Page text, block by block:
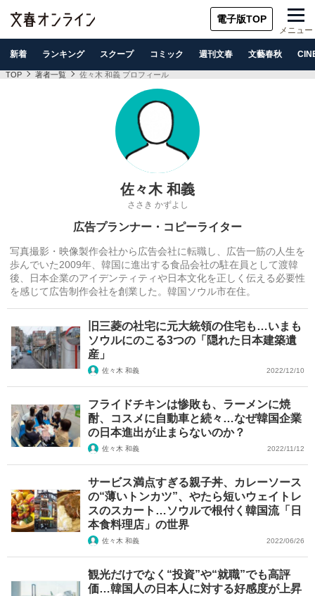
電子版TOP
メニュー
新着 ランキング スクープ コミック 週刊文春 文藝春秋
TOP 著者一覧 佐々木 和義 プロフィール
佐々木 和義
ささき かずよし
広告プランナー・コピーライター
写真撮影・映像製作会社から広告会社に転職し、広告一筋の人生を
歩んでいた2009年、韓国に進出する食品会社の駐在員として渡韓
後、日本企業のアイデンティティや日本文化を正しく伝える必要性
を感じて広告制作会社を創業した。韓国ソウル市在住。
旧三菱の社宅に元大統領の住宅も…いまも
ソウルにのこる3つの「隠れた日本建築遺
産」
佐々木 和義 2022/12/10
フライドチキンは惨敗も、ラーメンに焼
酎、コスメに自動車と続々…なぜ韓国企業
の日本進出が止まらないのか？
佐々木 和義 2022/11/12
サービス満点すぎる親子丼、カレーソース
の“薄いトンカツ”、やたら短いウェイトレ
スのスカート…ソウルで根付く韓国流「日
本食料理店」の世界
佐々木 和義 2022/06/26
観光だけでなく“投資”や“就職”でも高評
価…韓国人の日本人に対する好感度が上昇